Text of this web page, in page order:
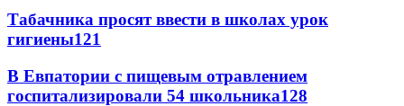
Табачника просят ввести в школах урок
гигиены121
В Евпатории с пищевым отравлением
госпитализировали 54 школьника128